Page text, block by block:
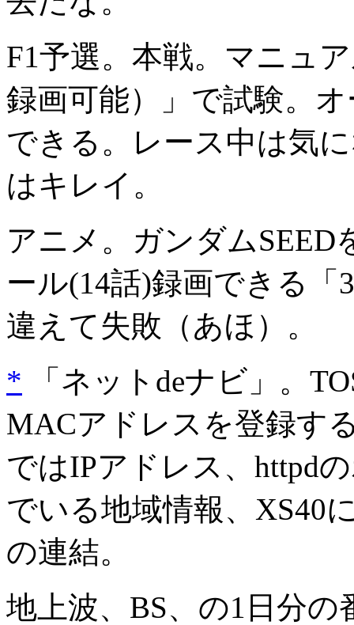
F1予選。本戦。マニュ
録画可能）」で試験。
できる。レース中は気
はキレイ。
アニメ。ガンダムSEED
ール(14話)録画できる
違えて失敗（あほ）。
* 「ネットdeナビ」。
MACアドレスを登録す
ではIPアドレス、httpd
でいる地域情報、XS40
の連結。
地上波、BS、の1日分